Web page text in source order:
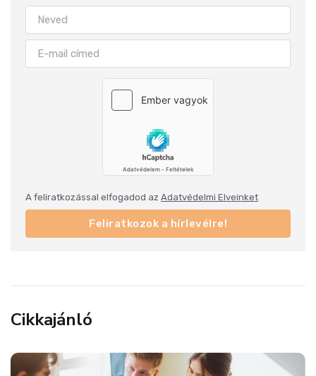
A feliratkozással elfogadod az Adatvédelmi Elveinket
Feliratkozok a hírlevélre!
Cikkajánló